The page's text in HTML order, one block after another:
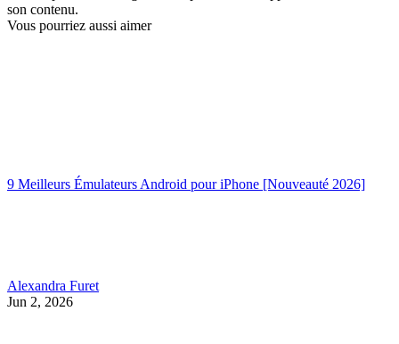
son contenu.
Vous pourriez aussi aimer
9 Meilleurs Émulateurs Android pour iPhone [Nouveauté 2026]
Alexandra Furet
Jun 2, 2026